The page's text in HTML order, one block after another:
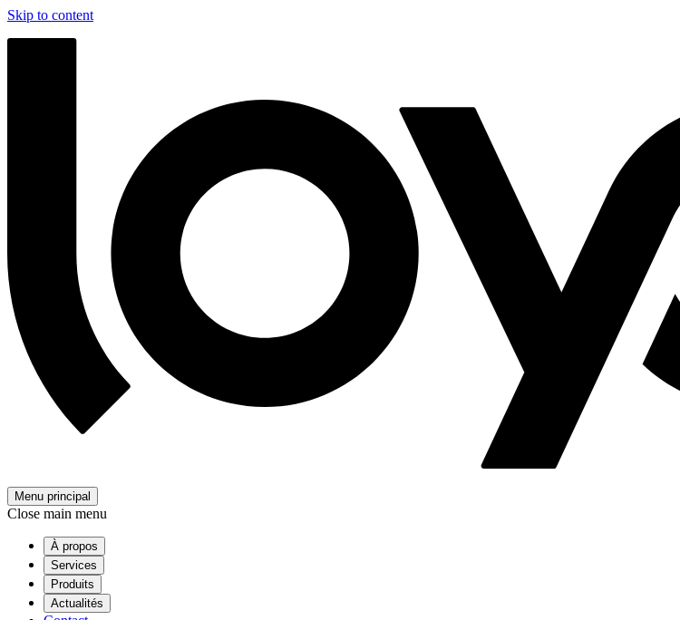
Skip to content
Menu principal
Close main menu
À propos
Services
Produits
Actualités